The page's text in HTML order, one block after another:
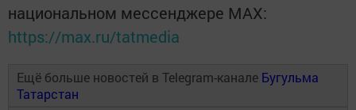
национальном мессенджере MАХ:
https://max.ru/tatmedia
Ещё больше новостей в Telegram-канале Бугульма
Татарстан